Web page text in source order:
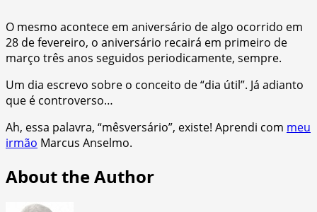
O mesmo acontece em aniversário de algo ocorrido em
28 de fevereiro, o aniversário recairá em primeiro de
março três anos seguidos periodicamente, sempre.
Um dia escrevo sobre o conceito de “dia útil”. Já adianto
que é controverso…
Ah, essa palavra, “mêsversário”, existe! Aprendi com meu
irmão Marcus Anselmo.
About the Author